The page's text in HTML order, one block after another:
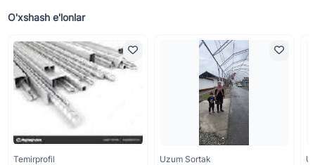
O'xshash e'lonlar
Temirprofil
Uzum Sortak